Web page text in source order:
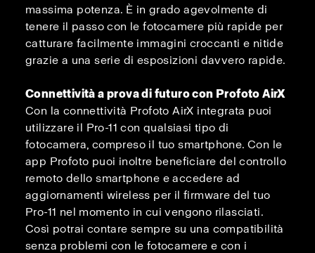
massima potenza. È in grado agevolmente di
tenere il passo con le fotocamere più rapide per
catturare facilmente immagini croccanti e nitide
grazie a una serie di esposizioni davvero rapide.
Connettività a prova di futuro con Profoto AirX
Con la connettività Profoto AirX integrata puoi
utilizzare il Pro-11 con qualsiasi tipo di
fotocamera, compreso il tuo smartphone. Con le
app Profoto puoi inoltre beneficiare del controllo
remoto dello smartphone e accedere ad
aggiornamenti wireless per il firmware del tuo
Pro-11 nel momento in cui vengono rilasciati.
Così potrai contare sempre su una compatibilità
senza problemi con le fotocamere e con i